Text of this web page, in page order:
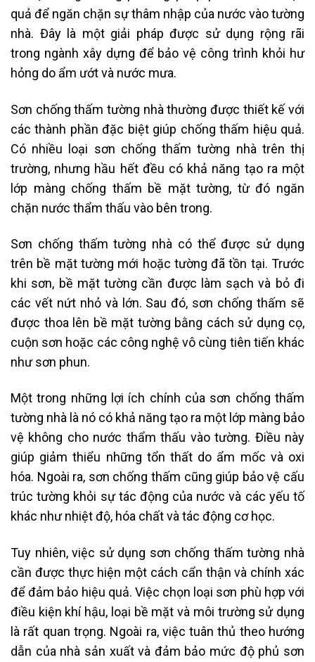
quả để ngăn chặn sự thâm nhập của nước vào tường
nhà. Đây là một giải pháp được sử dụng rộng rãi
trong ngành xây dựng để bảo vệ công trình khỏi hư
hỏng do ẩm ướt và nước mưa.
Sơn chống thấm tường nhà thường được thiết kế với
các thành phần đặc biệt giúp chống thấm hiệu quả.
Có nhiều loại sơn chống thấm tường nhà trên thị
trường, nhưng hầu hết đều có khả năng tạo ra một
lớp màng chống thấm bề mặt tường, từ đó ngăn
chặn nước thẩm thấu vào bên trong.
Sơn chống thấm tường nhà có thể được sử dụng
trên bề mặt tường mới hoặc tường đã tồn tại. Trước
khi sơn, bề mặt tường cần được làm sạch và bỏ đi
các vết nứt nhỏ và lớn. Sau đó, sơn chống thấm sẽ
được thoa lên bề mặt tường bằng cách sử dụng cọ,
cuộn sơn hoặc các công nghệ vô cùng tiên tiến khác
như sơn phun.
Một trong những lợi ích chính của sơn chống thấm
tường nhà là nó có khả năng tạo ra một lớp màng bảo
vệ không cho nước thẩm thấu vào tường. Điều này
giúp giảm thiểu những tổn thất do ẩm mốc và oxi
hóa. Ngoài ra, sơn chống thấm cũng giúp bảo vệ cấu
trúc tường khỏi sự tác động của nước và các yếu tố
khác như nhiệt độ, hóa chất và tác động cơ học.
Tuy nhiên, việc sử dụng sơn chống thấm tường nhà
cần được thực hiện một cách cẩn thận và chính xác
để đảm bảo hiệu quả. Việc chọn loại sơn phù hợp với
điều kiện khí hậu, loại bề mặt và môi trường sử dụng
là rất quan trọng. Ngoài ra, việc tuân thủ theo hướng
dẫn của nhà sản xuất và đảm bảo mức độ phủ sơn